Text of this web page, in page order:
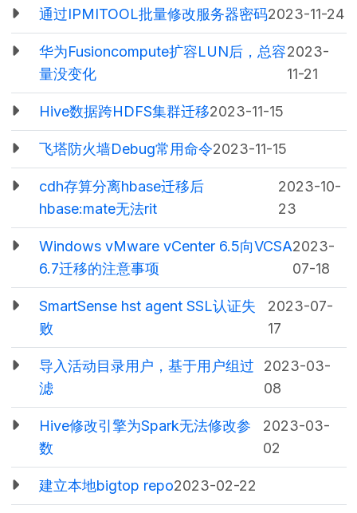
通过IPMITOOL批量修改服务器密码2023-11-24
华为Fusioncompute扩容LUN后，总容
量没变化
2023-
11-21
Hive数据跨HDFS集群迁移2023-11-15
飞塔防火墙Debug常用命令2023-11-15
cdh存算分离hbase迁移后
hbase:mate无法rit
2023-10-
23
Windows vMware vCenter 6.5向VCSA
6.7迁移的注意事项
2023-
07-18
SmartSense hst agent SSL认证失
败
2023-07-
17
导入活动目录用户，基于用户组过
滤
2023-03-
08
Hive修改引擎为Spark无法修改参
数
2023-03-
02
建立本地bigtop repo2023-02-22